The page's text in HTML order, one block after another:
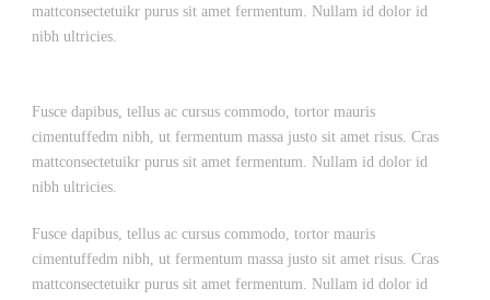
mattconsectetuikr purus sit amet fermentum. Nullam id dolor id
nibh ultricies.
Fusce dapibus, tellus ac cursus commodo, tortor mauris
cimentuffedm nibh, ut fermentum massa justo sit amet risus. Cras
mattconsectetuikr purus sit amet fermentum. Nullam id dolor id
nibh ultricies.
Fusce dapibus, tellus ac cursus commodo, tortor mauris
cimentuffedm nibh, ut fermentum massa justo sit amet risus. Cras
mattconsectetuikr purus sit amet fermentum. Nullam id dolor id